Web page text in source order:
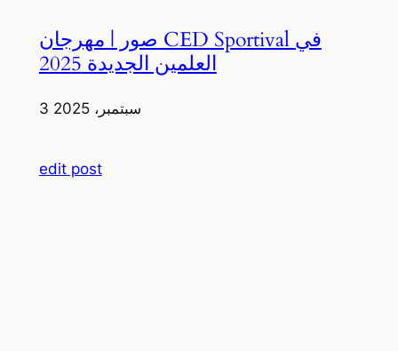
صور | مهرجان CED Sportival في
العلمين الجديدة 2025
3 سبتمبر، 2025
edit post